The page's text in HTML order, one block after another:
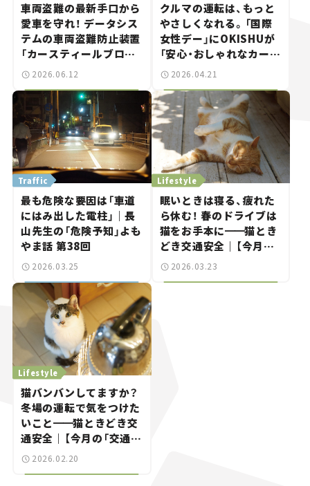
車両盗難の最新手口から
愛車を守れ！ データシス
テムの車両盗難防止装置
「カースティールブロッ
カーSOS820」は“ゲー
スゴイやつ。
2026.06.12
クルマの運転は、もっと
やさしくなれる。「国際
女性デー」にOKISHUが
「安心・おしゃれなカーラ
イフセミナー」を開催！
2026.04.21
Traffic
最も危険な要因は「車道
にはみ出した電柱」｜長
山先生の「危険予知」よも
やま話 第38回
2026.03.25
Lifestyle
眠いときは寝る、疲れた
ら休む！ 春のドライブは
猫をお手本に━━猫とき
どき交通安全｜【今月の
「交通まにゃ～」Vol.9】
2026.03.23
Lifestyle
猫バンバンしてますか？
冬場の運転で気をつけた
いこと━━猫ときどき交
通安全｜【今月の「交通ま
にゃ～」Vol.8】
2026.02.20